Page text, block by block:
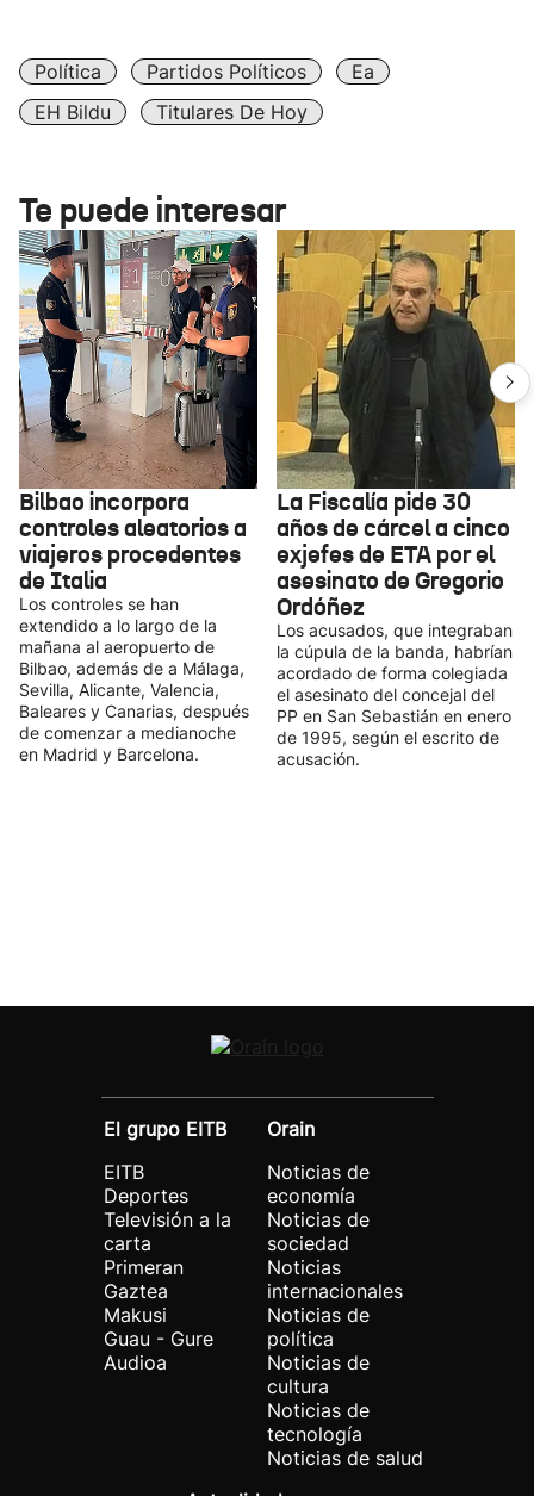
Política Partidos Políticos
Ea
EH Bildu
Titulares De Hoy
Te puede interesar
Bilbao incorpora
controles aleatorios a
viajeros procedentes
de Italia
Los controles se han
extendido a lo largo de la
mañana al aeropuerto de
Bilbao, además de a Málaga,
Sevilla, Alicante, Valencia,
Baleares y Canarias, después
de comenzar a medianoche
en Madrid y Barcelona.
La Fiscalía pide 30
años de cárcel a cinco
exjefes de ETA por el
asesinato de Gregorio
Ordóñez
Los acusados, que integraban
la cúpula de la banda, habrían
acordado de forma colegiada
el asesinato del concejal del
PP en San Sebastián en enero
de 1995, según el escrito de
acusación.
El grupo EITB
EITB
Deportes
Televisión a la
carta
Primeran
Gaztea
Makusi
Guau - Gure
Audioa
Orain
Noticias de
economía
Noticias de
sociedad
Noticias
internacionales
Noticias de
política
Noticias de
cultura
Noticias de
tecnología
Noticias de salud